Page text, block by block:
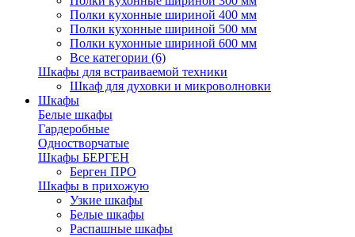
Полки кухонные шириной 400 мм
Полки кухонные шириной 500 мм
Полки кухонные шириной 600 мм
Все категории (6)
Шкафы для встраиваемой техники
Шкаф для духовки и микроволновки
Шкафы
Белые шкафы
Гардеробные
Одностворчатые
Шкафы БЕРГЕН
Берген ПРО
Шкафы в прихожую
Узкие шкафы
Белые шкафы
Распашные шкафы